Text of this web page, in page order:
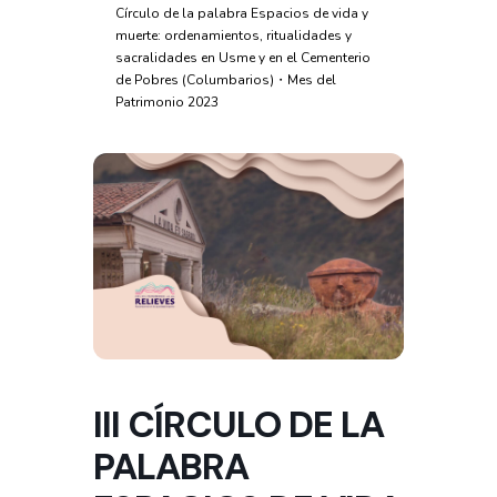
Círculo de la palabra Espacios de vida y
muerte: ordenamientos, ritualidades y
sacralidades en Usme y en el Cementerio
de Pobres (Columbarios)・Mes del
Patrimonio 2023
III CÍRCULO DE LA
PALABRA